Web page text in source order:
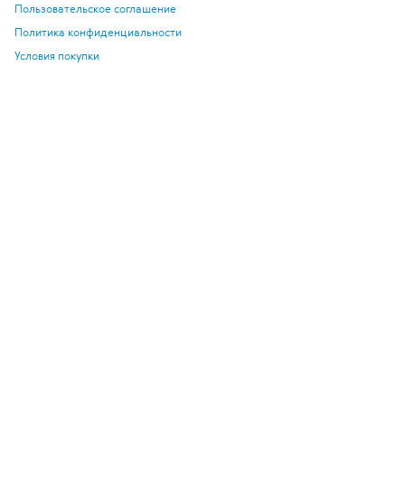
Пользовательское соглашение
Политика конфиденциальности
Условия покупки